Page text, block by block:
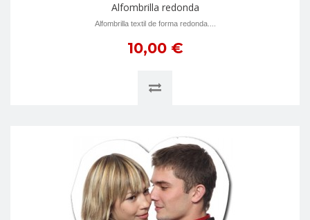
Alfombrilla redonda
Alfombrilla textil de forma redonda....
10,00 €